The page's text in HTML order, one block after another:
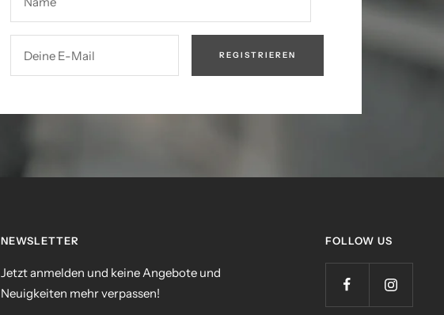
Deine E-Mail REGISTRIEREN
NEWSLETTER
Jetzt anmelden und keine Angebote und
Neuigkeiten mehr verpassen!
FOLLOW US